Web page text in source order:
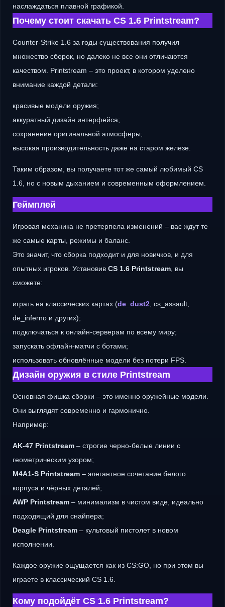
наслаждаться плавной графикой.
Почему стоит скачать CS 1.6 Printstream?
Counter-Strike 1.6 за годы существования получил
множество сборок, но далеко не все они отличаются
качеством. Printstream – это проект, в котором уделено
внимание каждой детали:
красивые модели оружия;
аккуратный дизайн интерфейса;
сохранение оригинальной атмосферы;
высокая производительность даже на старом железе.
Таким образом, вы получаете тот же самый любимый CS
1.6, но с новым дыханием и современным оформлением.
Геймплей
Игровая механика не претерпела изменений – вас ждут те
же самые карты, режимы и баланс.
Это значит, что сборка подходит и для новичков, и для
опытных игроков. Установив CS 1.6 Printstream , вы
сможете:
играть на классических картах (de_dust2 , cs_assault,
de_inferno и других);
подключаться к онлайн-серверам по всему миру;
запускать офлайн-матчи с ботами;
использовать обновлённые модели без потери FPS.
Дизайн оружия в стиле Printstream
Основная фишка сборки – это именно оружейные модели.
Они выглядят современно и гармонично.
Например:
AK-47 Printstream – строгие черно-белые линии с
геометрическим узором;
M4A1-S Printstream – элегантное сочетание белого
корпуса и чёрных деталей;
AWP Printstream – минимализм в чистом виде, идеально
подходящий для снайпера;
Deagle Printstream – культовый пистолет в новом
исполнении.
Каждое оружие ощущается как из CS:GO, но при этом вы
играете в классический CS 1.6.
Кому подойдёт CS 1.6 Printstream?